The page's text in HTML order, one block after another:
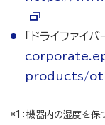
「ドライファイ
products/
*1：機器内の湿度を保